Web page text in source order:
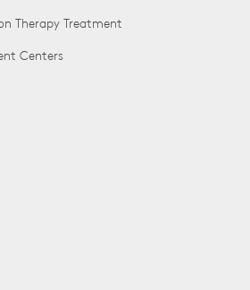
Therapy Treatment
Centers